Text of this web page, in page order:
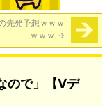
先発予想ｗｗｗ
ｗｗｗ →
ので」【Vデ